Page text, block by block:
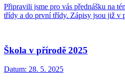
Připravili jsme pro vás přednášku na
třídy a do první třídy. Zápisy jsou již v
Škola v přírodě 2025
Datum: 28. 5. 2025